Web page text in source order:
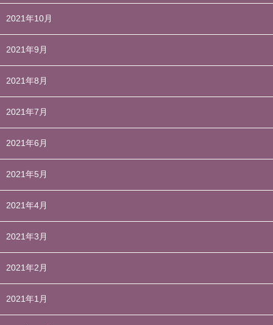
2021年10月
2021年9月
2021年8月
2021年7月
2021年6月
2021年5月
2021年4月
2021年3月
2021年2月
2021年1月